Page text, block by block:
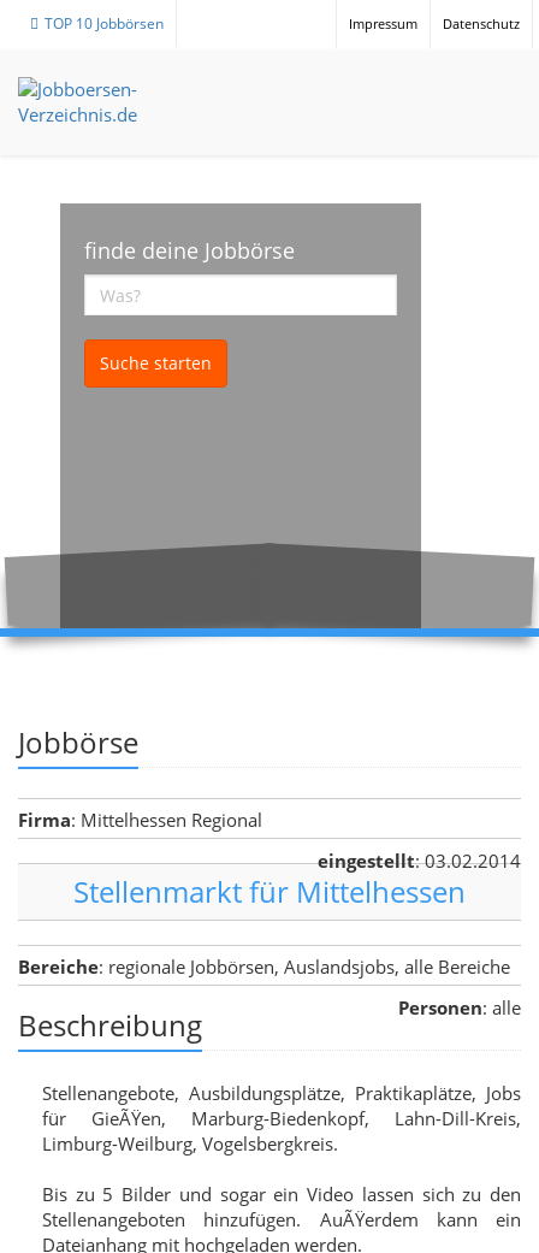
TOP 10 Jobbörsen Impressum Datenschutz
finde deine Jobbörse
Suche starten
Jobbörse
Firma: Mittelhessen Regional
eingestellt: 03.02.2014
Stellenmarkt für Mittelhessen
Bereiche: regionale Jobbörsen, Auslandsjobs, alle Bereiche
Personen: alle
Beschreibung
Stellenangebote, Ausbildungsplätze, Praktikaplätze, Jobs
für GieÃŸen, Marburg-Biedenkopf, Lahn-Dill-Kreis,
Limburg-Weilburg, Vogelsbergkreis.
Bis zu 5 Bilder und sogar ein Video lassen sich zu den
Stellenangeboten hinzufügen. AuÃŸerdem kann ein
Dateianhang mit hochgeladen werden.